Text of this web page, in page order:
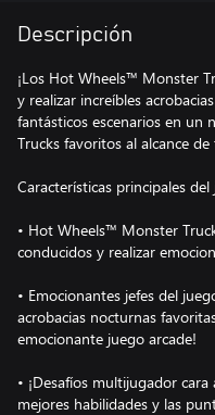
Descripción
¡Los Hot Wheels™ Monster
y realizar increíbles
fantásticos escenarios en
Trucks favoritos al alcance
Características principales del
• Hot Wheels™ Monster
conducidos y realizar
• Emocionantes jefes del
acrobacias nocturnas
emocionante juego arcade!
• ¡Desafíos multijugador
mejores habilidades y las